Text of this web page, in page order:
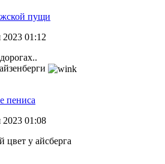
пущи
2023 01:12
пениса
2023 01:08
цвет у айсберга